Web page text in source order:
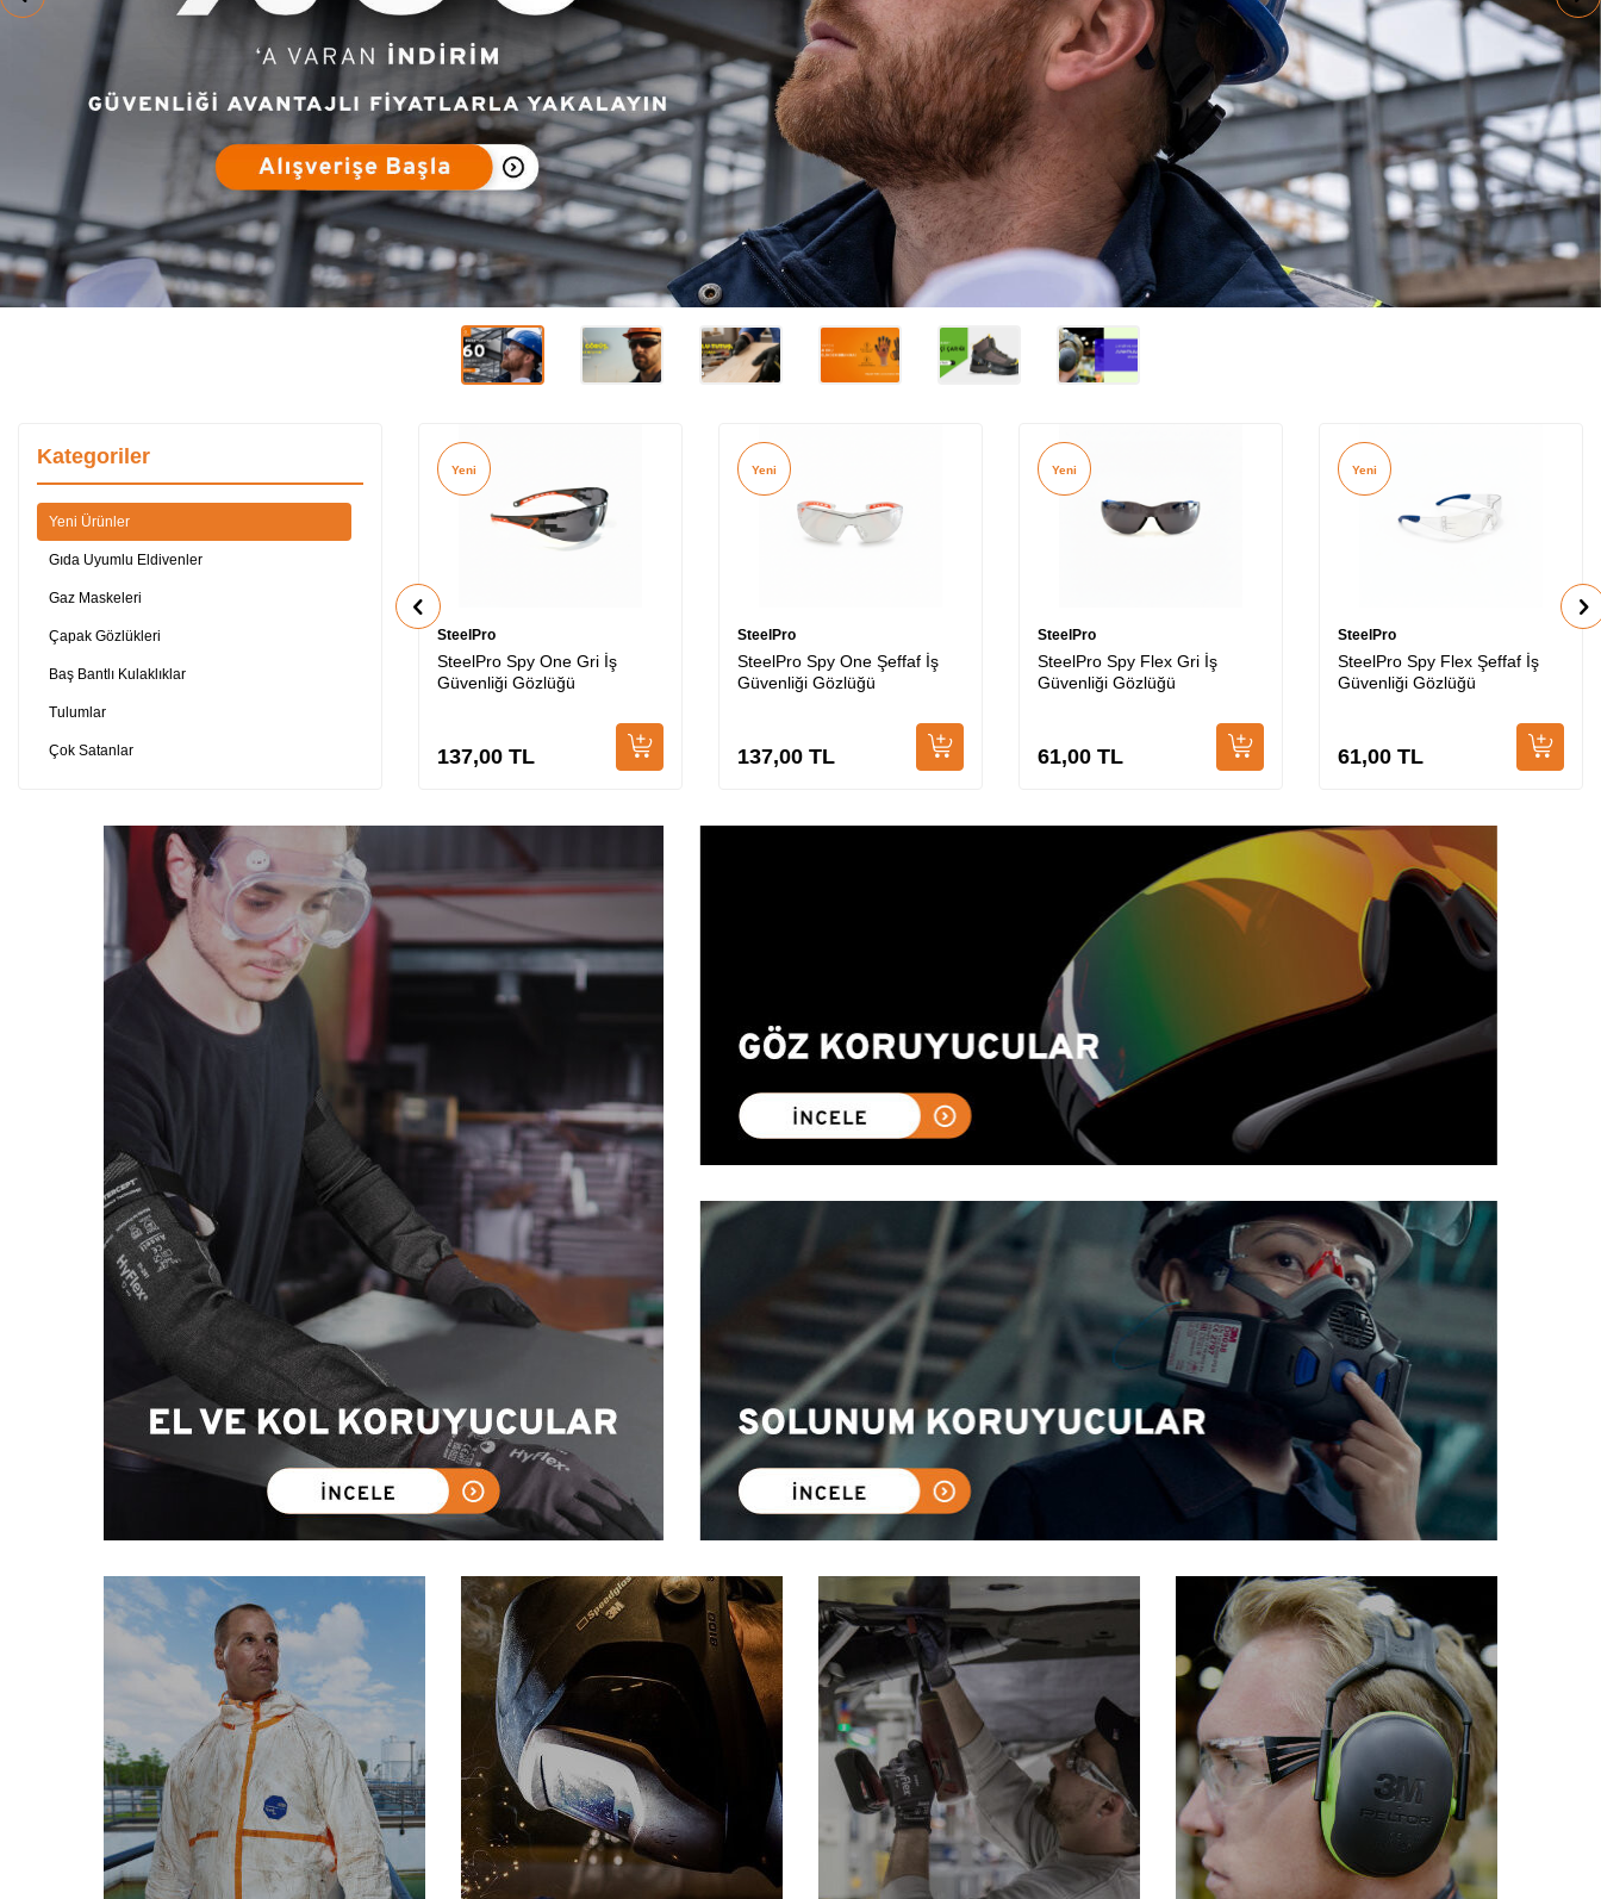
Kategoriler
Yeni Ürünler
Gıda Uyumlu Eldivenler
Gaz Maskeleri
Çapak Gözlükleri
Baş Bantlı Kulaklıklar
Tulumlar
Çok Satanlar
Yeni
SteelPro
SteelPro Spy One Gri İş
Güvenliği Gözlüğü
137,00 TL
Yeni
SteelPro
SteelPro Spy One Şeffaf İş
Güvenliği Gözlüğü
137,00 TL
Yeni
SteelPro
SteelPro Spy Flex Gri İş
Güvenliği Gözlüğü
61,00 TL
Yeni
SteelPro
SteelPro Spy Flex Şeffaf İş
Güvenliği Gözlüğü
61,00 TL